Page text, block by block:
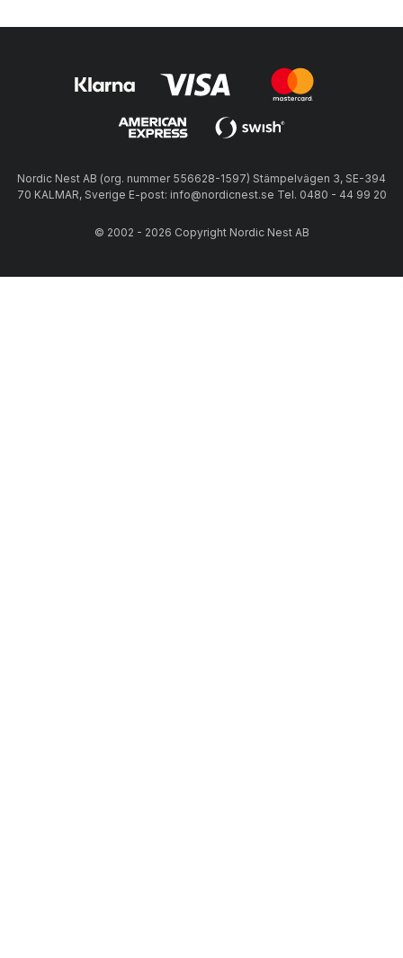
Nordic Nest AB (org. nummer 556628-1597) Stämpelvägen 3, SE-394
70 KALMAR, Sverige E-post: info@nordicnest.se Tel. 0480 - 44 99 20
© 2002 - 2026 Copyright Nordic Nest AB